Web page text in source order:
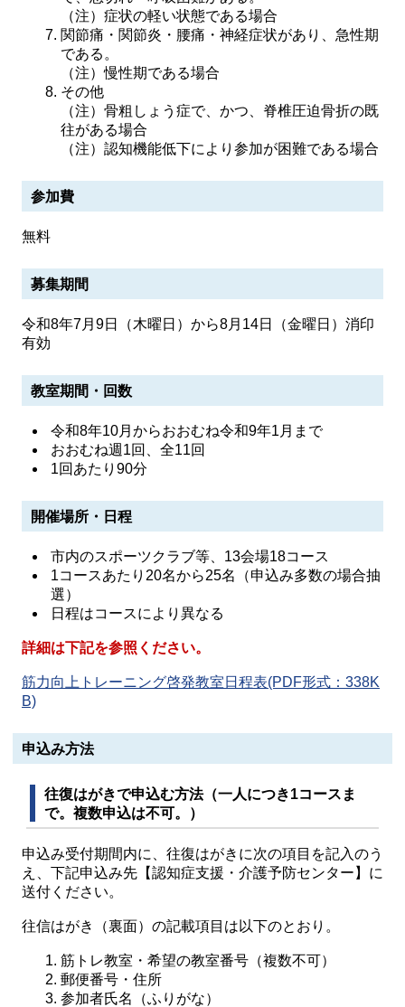
（注）症状の軽い状態である場合
関節痛・関節炎・腰痛・神経症状があり、急性期
である。
（注）慢性期である場合
その他
（注）骨粗しょう症で、かつ、脊椎圧迫骨折の既
往がある場合
（注）認知機能低下により参加が困難である場合
参加費
無料
募集期間
令和8年7月9日（木曜日）から8月14日（金曜日）消印
有効
教室期間・回数
令和8年10月からおおむね令和9年1月まで
おおむね週1回、全11回
1回あたり90分
開催場所・日程
市内のスポーツクラブ等、13会場18コース
1コースあたり20名から25名（申込み多数の場合抽
選）
日程はコースにより異なる
詳細は下記を参照ください。
筋力向上トレーニング啓発教室日程表(PDF形式：338K
B)
申込み方法
往復はがきで申込む方法（一人につき1コースま
で。複数申込は不可。）
申込み受付期間内に、往復はがきに次の項目を記入のう
え、下記申込み先【認知症支援・介護予防センター】に
送付ください。
往信はがき（裏面）の記載項目は以下のとおり。
筋トレ教室・希望の教室番号（複数不可）
郵便番号・住所
参加者氏名（ふりがな）